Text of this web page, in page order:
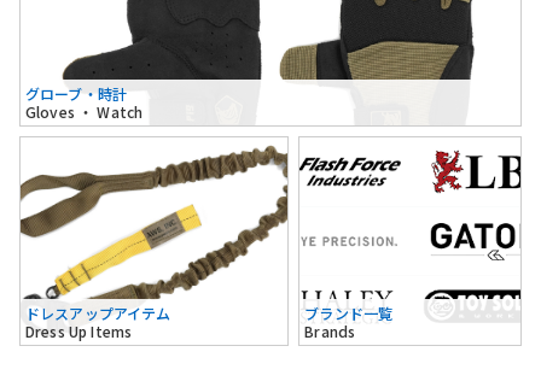
グローブ・時計
Gloves ・ Watch
ドレスアップアイテム
Dress Up Items
ブランド一覧
Brands